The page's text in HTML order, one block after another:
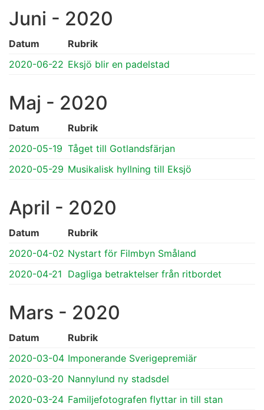
Juni - 2020
Datum
Rubrik
2020-06-22 Eksjö blir en padelstad
Maj - 2020
Datum
Rubrik
2020-05-19 Tåget till Gotlandsfärjan
2020-05-29 Musikalisk hyllning till Eksjö
April - 2020
Datum
Rubrik
2020-04-02 Nystart för Filmbyn Småland
2020-04-21 Dagliga betraktelser från ritbordet
Mars - 2020
Datum
Rubrik
2020-03-04 Imponerande Sverigepremiär
2020-03-20 Nannylund ny stadsdel
2020-03-24 Familjefotografen flyttar in till stan